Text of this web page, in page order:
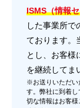
ISMS（情報
した事業所で
ております。
とし、お客様
を継続してま
※お送りいただい
す。弊社に到着
切な情報はお客